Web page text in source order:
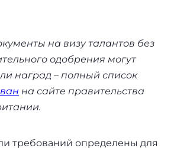
на визу талантов без
одобрения могут
наград – полный список
на сайте правительства
требований определены для